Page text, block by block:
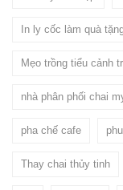
In ly cốc làm quà
Mẹo trồng tiểu cảnh
nhà phân phối chai
pha chế cafe
Thay chai thủy tinh